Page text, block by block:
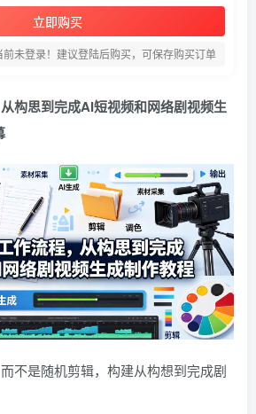
立即购买
前未登录！建议登陆后购买，可保存购买订单
构思到完成AI短视频和网络剧视频生
不是随机剪辑，构建从构想到完成剧